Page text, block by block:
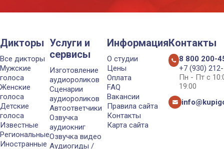
Дикторы
Все дикторы
Мужские
голоса
Женские
голоса
Детские
голоса
Известные
Региональные
Иностранные
Услуги и
сервисы
Изготовление
аудиороликов
Сценарии
аудиороликов
Автоответчики
Озвучка
аудиокниг
Озвучка видео
Аудиогиды /
Информация
О студии
Цены
Оплата
FAQ
Вакансии
Правила сайта
Контакты
Карта сайта
Контакты
8 800 200-
+7 (930)
Пн - Пт с
19:00